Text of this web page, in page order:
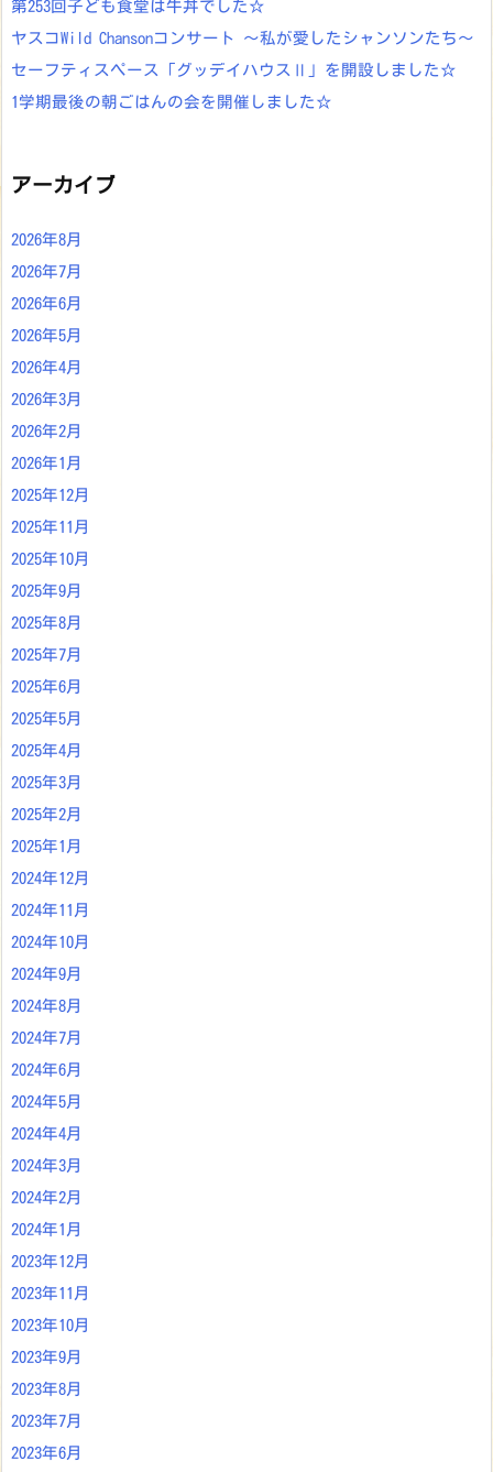
第253回子ども食堂は牛丼でした☆
ヤスコWild Chansonコンサート ～私が愛したシャンソンたち～
セーフティスペース「グッデイハウスⅡ」を開設しました☆
1学期最後の朝ごはんの会を開催しました☆
アーカイブ
2026年8月
2026年7月
2026年6月
2026年5月
2026年4月
2026年3月
2026年2月
2026年1月
2025年12月
2025年11月
2025年10月
2025年9月
2025年8月
2025年7月
2025年6月
2025年5月
2025年4月
2025年3月
2025年2月
2025年1月
2024年12月
2024年11月
2024年10月
2024年9月
2024年8月
2024年7月
2024年6月
2024年5月
2024年4月
2024年3月
2024年2月
2024年1月
2023年12月
2023年11月
2023年10月
2023年9月
2023年8月
2023年7月
2023年6月